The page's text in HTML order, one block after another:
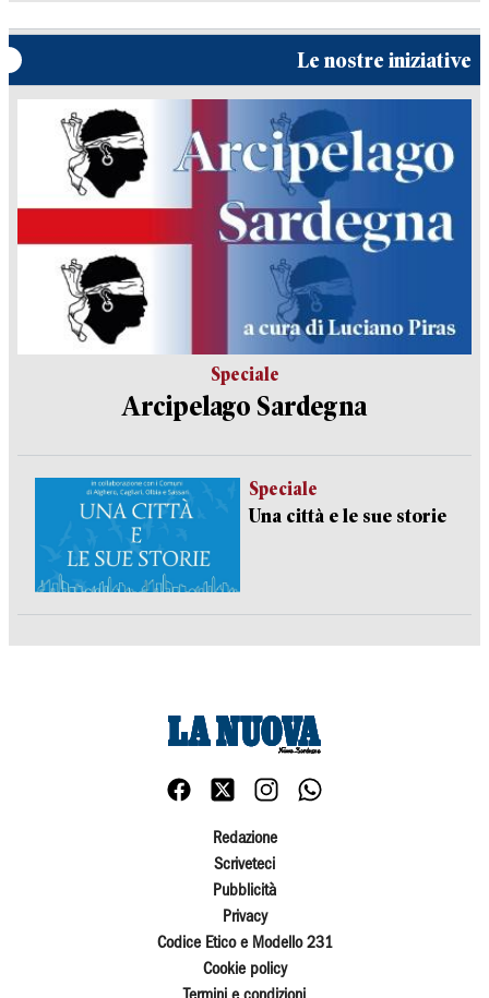
Le nostre iniziative
Speciale
Arcipelago Sardegna
Speciale
Una città e le sue storie
Redazione
Scriveteci
Pubblicità
Privacy
Codice Etico e Modello 231
Cookie policy